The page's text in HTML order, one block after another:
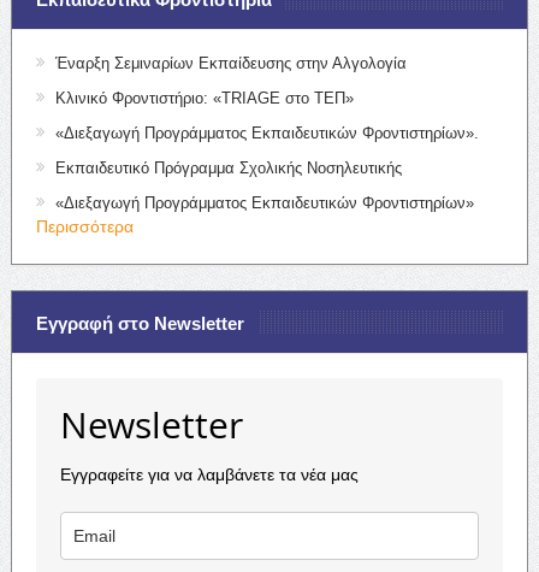
Έναρξη Σεμιναρίων Εκπαίδευσης στην Αλγολογία
Κλινικό Φροντιστήριο: «TRIAGE στο ΤΕΠ»
«Διεξαγωγή Προγράμματος Εκπαιδευτικών Φροντιστηρίων».
Εκπαιδευτικό Πρόγραμμα Σχολικής Νοσηλευτικής
«Διεξαγωγή Προγράμματος Εκπαιδευτικών Φροντιστηρίων»
Περισσότερα
Εγγραφή στο Newsletter
Newsletter
Εγγραφείτε για να λαμβάνετε τα νέα μας